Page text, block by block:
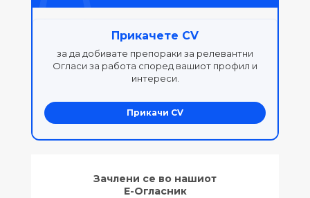
Прикачете CV
за да добивате препораки за релевантни
Огласи за работа според вашиот профил и
интереси.
Прикачи CV
Зачлени се во нашиот
Е-Огласник